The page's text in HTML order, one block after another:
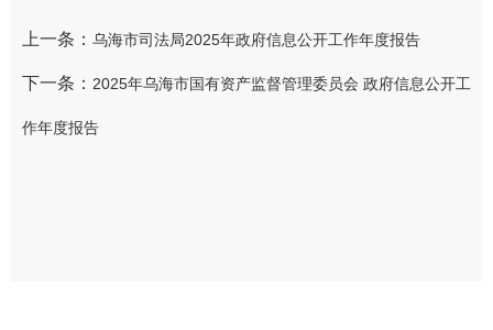
上一条： 乌海市司法局2025年政府信息公开工作年度报告
下一条： 2025年乌海市国有资产监督管理委员会 政府信息公开工
作年度报告